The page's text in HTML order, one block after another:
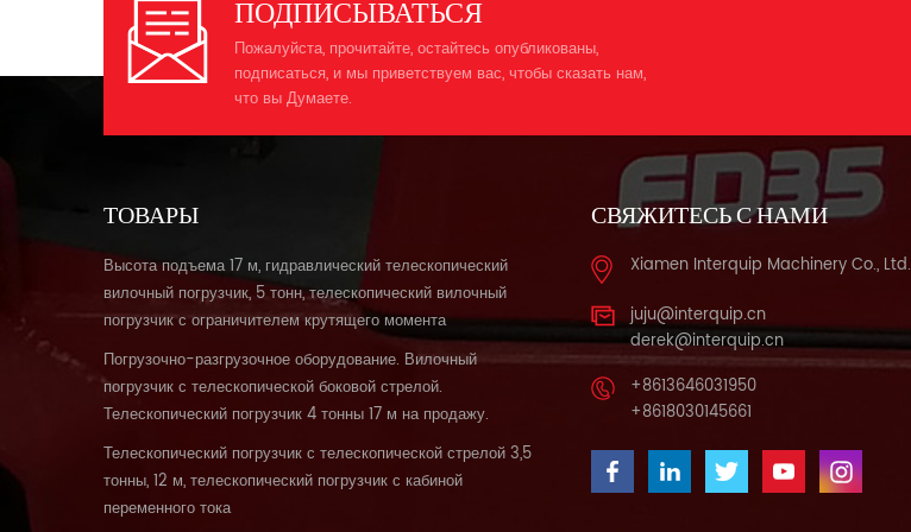
ПОДПИСЫВАТЬСЯ
Пожалуйста, прочитайте, остайтесь опубликованы,
подписаться, и мы приветствуем вас, чтобы сказать нам,
что вы Думаете.
ТОВАРЫ
Высота подъема 17 м, гидравлический телескопический
вилочный погрузчик, 5 тонн, телескопический вилочный
погрузчик с ограничителем крутящего момента
Погрузочно-разгрузочное оборудование. Вилочный
погрузчик с телескопической боковой стрелой.
Телескопический погрузчик 4 тонны 17 м на продажу.
Телескопический погрузчик с телескопической стрелой 3,5
тонны, 12 м, телескопический погрузчик с кабиной
переменного тока
СВЯЖИТЕСЬ С НАМИ
Xiamen Interquip Machinery Co., Ltd.
juju@interquip.cn
derek@interquip.cn
+8613646031950
+8618030145661